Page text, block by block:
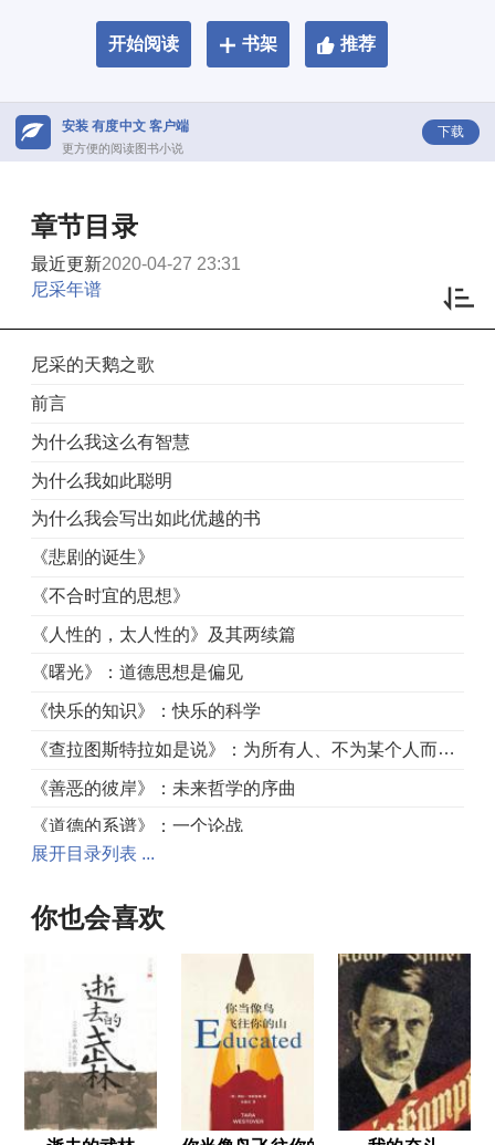
开始阅读 书架 推荐
安装 有度中文 客户端
更方便的阅读图书小说
下载
章节目录
最近更新2020-04-27 23:31
尼采年谱
尼采的天鹅之歌
前言
为什么我这么有智慧
为什么我如此聪明
为什么我会写出如此优越的书
《悲剧的诞生》
《不合时宜的思想》
《人性的，太人性的》及其两续篇
《曙光》：道德思想是偏见
《快乐的知识》：快乐的科学
《查拉图斯特拉如是说》：为所有人、不为某个人而写的书
《善恶的彼岸》：未来哲学的序曲
《道德的系谱》：一个论战
《偶像的黄昏》
《瓦格纳事件》：一个音乐家的问题
一个自我批评的企图
译后语
尼采年谱
展开目录列表 ...
你也会喜欢